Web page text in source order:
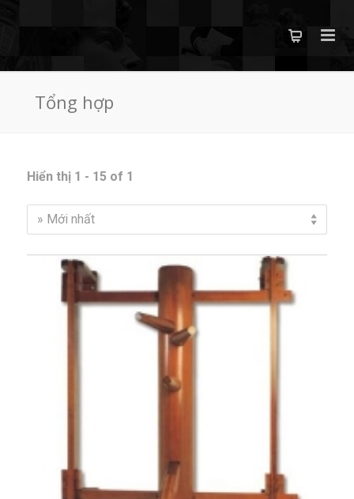
Tổng hợp
Hiển thị 1 - 15 of 1
» Mới nhất